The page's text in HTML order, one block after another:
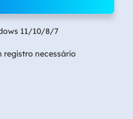
11/10/8/7
registro necessário